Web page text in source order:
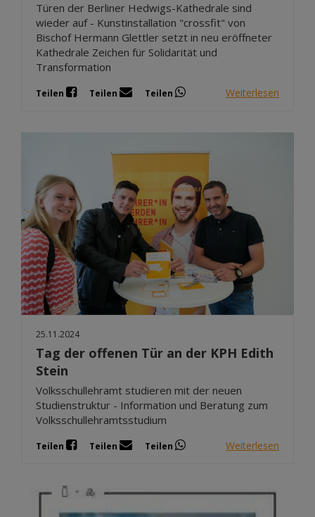
Türen der Berliner Hedwigs-Kathedrale sind
wieder auf - Kunstinstallation "crossfit" von
Bischof Hermann Glettler setzt in neu eröffneter
Kathedrale Zeichen für Solidarität und
Transformation
Teilen Teilen Teilen Weiterlesen
25.11.2024
Tag der offenen Tür an der KPH Edith
Stein
Volksschullehramt studieren mit der neuen
Studienstruktur - Information und Beratung zum
Volksschullehramtsstudium
Teilen Teilen Teilen Weiterlesen